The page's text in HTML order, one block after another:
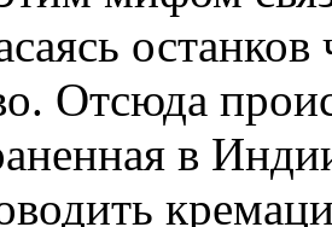
Отсюда
в